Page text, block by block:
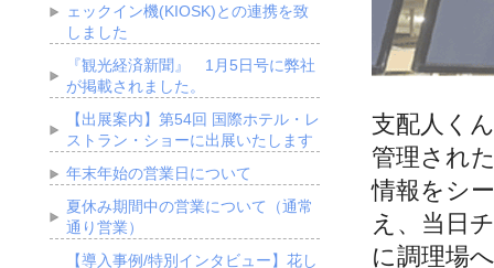
支配人く
管理され
情報をシ
え、当日
に調理場
ェックイン機(KIOSK)との連携を致
しました
『観光経済新聞』 1月5日号に弊社
が掲載されました。
【出展案内】第54回 国際ホテル・レ
ストラン・ショーに出展いたします
年末年始の営業日について
夏休み期間中の営業について（通常
通り営業）
【導入事例/特別インタビュー】花し